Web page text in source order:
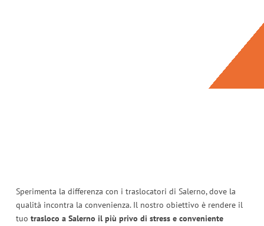
Sperimenta la differenza con i traslocatori di Salerno, dove la
qualità incontra la convenienza. Il nostro obiettivo è rendere il
tuo trasloco a Salerno il più privo di stress e conveniente